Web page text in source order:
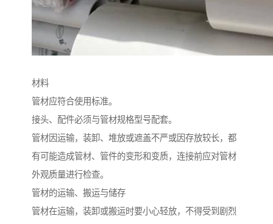
材料
管材应符合使用标准。
接头、配件必须与管材规格型号配套。
管材因运输，装卸、堆放或遮盖不严或因存放较长，都
有可能造成管材、管件的变形和变质，连接前应对管材
外观质量进行检查。
管材的运输、搬运与储存
管材在运输，装卸或搬运时要小心轻放，不得受到剧烈